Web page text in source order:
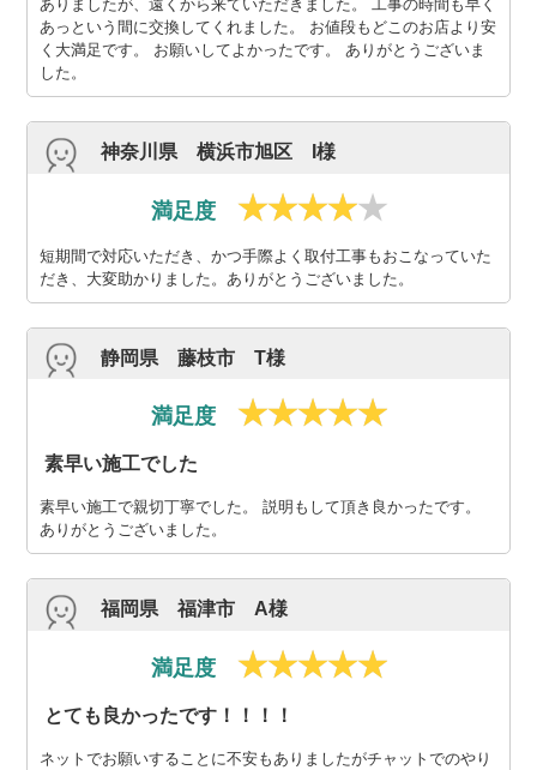
ありましたが、遠くから来ていただきました。 工事の時間も早く
あっという間に交換してくれました。 お値段もどこのお店より安
く大満足です。 お願いしてよかったです。 ありがとうございま
した。
神奈川県 横浜市旭区 I様
満足度
短期間で対応いただき、かつ手際よく取付工事もおこなっていた
だき、大変助かりました。ありがとうございました。
静岡県 藤枝市 T様
満足度
素早い施工でした
素早い施工で親切丁寧でした。 説明もして頂き良かったです。
ありがとうございました。
福岡県 福津市 A様
満足度
とても良かったです！！！！
ネットでお願いすることに不安もありましたがチャットでのやり